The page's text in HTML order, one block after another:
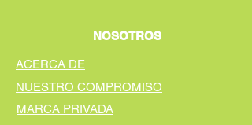
NOSOTROS
ACERCA DE
NUESTRO COMPROMISO
MARCA PRIVADA